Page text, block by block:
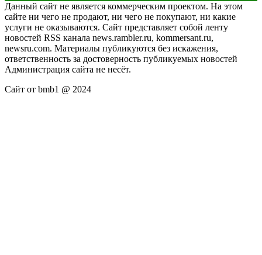
Данный сайт не является коммерческим проектом. На этом
сайте ни чего не продают, ни чего не покупают, ни какие
услуги не оказываются. Сайт представляет собой ленту
новостей RSS канала news.rambler.ru, kommersant.ru,
newsru.com. Материалы публикуются без искажения,
ответственность за достоверность публикуемых новостей
Администрация сайта не несёт.
Сайт от bmb1 @ 2024